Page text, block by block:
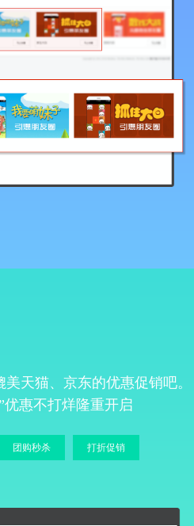
天猫、京东的优惠促销吧。
优惠不打烊隆重开启
团购秒杀 打折促销